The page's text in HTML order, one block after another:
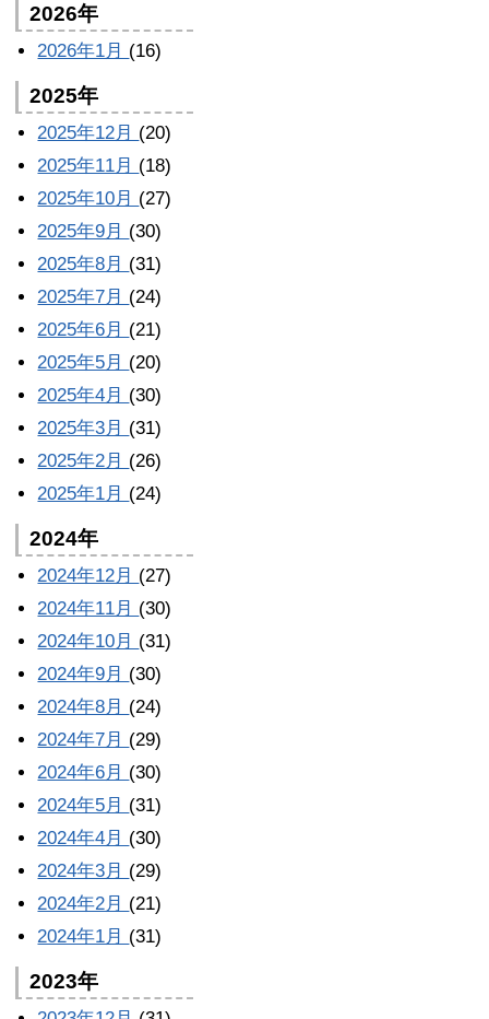
2026年
2026年1月 (16)
2025年
2025年12月 (20)
2025年11月 (18)
2025年10月 (27)
2025年9月 (30)
2025年8月 (31)
2025年7月 (24)
2025年6月 (21)
2025年5月 (20)
2025年4月 (30)
2025年3月 (31)
2025年2月 (26)
2025年1月 (24)
2024年
2024年12月 (27)
2024年11月 (30)
2024年10月 (31)
2024年9月 (30)
2024年8月 (24)
2024年7月 (29)
2024年6月 (30)
2024年5月 (31)
2024年4月 (30)
2024年3月 (29)
2024年2月 (21)
2024年1月 (31)
2023年